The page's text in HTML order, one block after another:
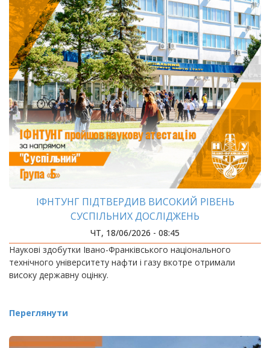
ІФНТУНГ ПІДТВЕРДИВ ВИСОКИЙ РІВЕНЬ
СУСПІЛЬНИХ ДОСЛІДЖЕНЬ
ЧТ, 18/06/2026 - 08:45
Наукові здобутки Івано-Франківського національного
технічного університету нафти і газу вкотре отримали
високу державну оцінку.
Переглянути